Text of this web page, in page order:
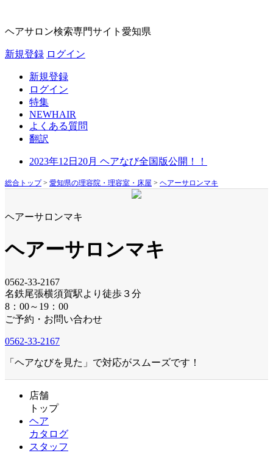
ヘアサロン検索専門サイト 愛知県
新規登録 ログイン
新規登録
ログイン
特集
NEWHAIR
よくある質問
翻訳
2023年12日20月 ヘアなび全国版公開！！
総合トップ> 愛知県の理容院・理容室・床屋 > ヘアーサロンマキ
ヘアーサロンマキ
ヘアーサロンマキ
0562-33-2167
名鉄尾張横須賀駅より徒歩３分
8：00～19：00
ご予約・お問い合わせ
0562-33-2167
「ヘアなびを見た」で対応がスムーズです！
店舗
トップ
ヘア
カタログ
スタッフ